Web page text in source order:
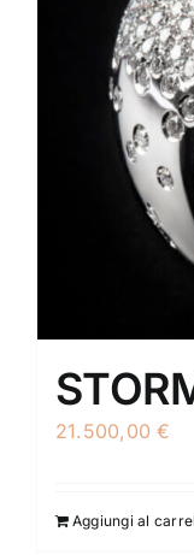
21.500,00€
Aggiungi al